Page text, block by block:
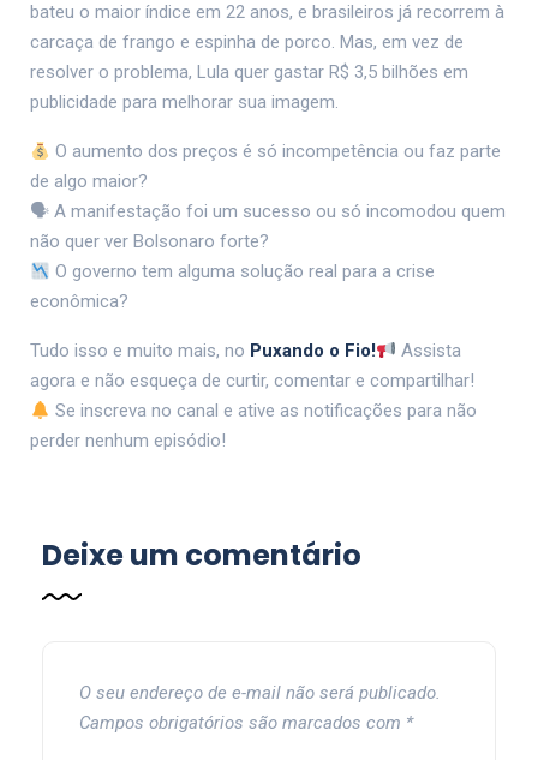
bateu o maior índice em 22 anos, e brasileiros já recorrem à
carcaça de frango e espinha de porco. Mas, em vez de
resolver o problema, Lula quer gastar R$ 3,5 bilhões em
publicidade para melhorar sua imagem.
O aumento dos preços é só incompetência ou faz parte
de algo maior?
🗣 A manifestação foi um sucesso ou só incomodou quem
não quer ver Bolsonaro forte?
O governo tem alguma solução real para a crise
econômica?
Tudo isso e muito mais, no Puxando o Fio!
Assista
agora e não esqueça de curtir, comentar e compartilhar!
Se inscreva no canal e ative as notificações para não
perder nenhum episódio!
Deixe um comentário
O seu endereço de e-mail não será publicado.
Campos obrigatórios são marcados com *